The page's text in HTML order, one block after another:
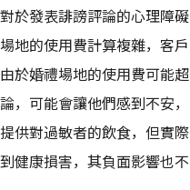
於發表誹謗評論的心理障礙
地的使用費計算複雜，客戶
於婚禮場地的使用費可能超
可能會讓他們感到不安，
供對過敏者的飲食，但實際
健康損害，其負面影響也不